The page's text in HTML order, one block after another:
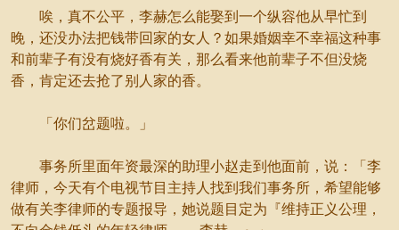
唉，真不公平，李赫怎么能娶到一个纵容他从早忙到
晚，还没办法把钱带回家的女人？如果婚姻幸不幸福这种事
和前辈子有没有烧好香有关，那么看来他前辈子不但没烧
香，肯定还去抢了别人家的香。
「你们岔题啦。」
事务所里面年资最深的助理小赵走到他面前，说：「李
律师，今天有个电视节目主持人找到我们事务所，希望能够
做有关李律师的专题报导，她说题目定为『维持正义公理，